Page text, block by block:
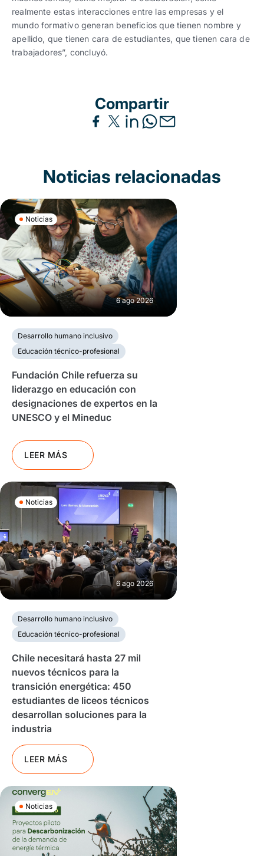
realmente estas interacciones entre las empresas y el
mundo formativo generan beneficios que tienen nombre y
apellido, que tienen cara de estudiantes, que tienen cara de
trabajadores”, concluyó.
Compartir
Noticias relacionadas
Noticias
6 ago 2026
Desarrollo humano inclusivo
Educación técnico-profesional
Fundación Chile refuerza su
liderazgo en educación con
designaciones de expertos en la
UNESCO y el Mineduc
LEER MÁS
Noticias
6 ago 2026
Desarrollo humano inclusivo
Educación técnico-profesional
Chile necesitará hasta 27 mil
nuevos técnicos para la
transición energética: 450
estudiantes de liceos técnicos
desarrollan soluciones para la
industria
LEER MÁS
Noticias